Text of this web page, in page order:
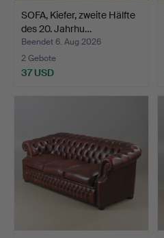
SOFA, Kiefer, zweite Hälfte
des 20. Jahrhu…
Beendet 6. Aug 2026
2 Gebote
37 USD